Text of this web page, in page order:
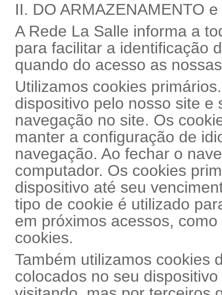
II. DO ARMAZENAMENTO
A Rede La Salle informa a
para facilitar a identificação
quando do acesso as
Utilizamos cookies
dispositivo pelo nosso site
navegação no site. Os
manter a configuração de
navegação. Ao fechar o
computador. Os cookies
dispositivo até seu
tipo de cookie é utilizado
em próximos acessos,
cookies.
Também utilizamos cookies
colocados no seu